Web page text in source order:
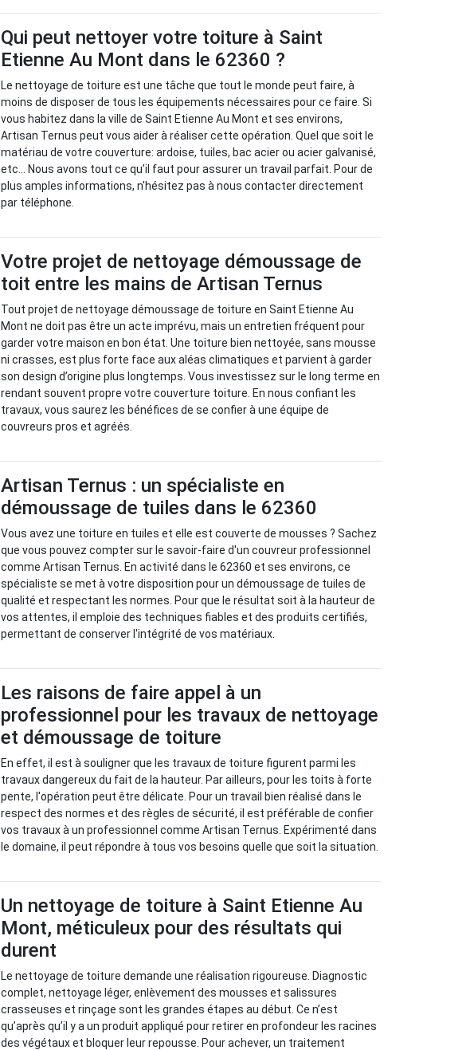
Qui peut nettoyer votre toiture à Saint
Etienne Au Mont dans le 62360 ?
Le nettoyage de toiture est une tâche que tout le monde peut faire, à
moins de disposer de tous les équipements nécessaires pour ce faire. Si
vous habitez dans la ville de Saint Etienne Au Mont et ses environs,
Artisan Ternus peut vous aider à réaliser cette opération. Quel que soit le
matériau de votre couverture: ardoise, tuiles, bac acier ou acier galvanisé,
etc... Nous avons tout ce qu'il faut pour assurer un travail parfait. Pour de
plus amples informations, n'hésitez pas à nous contacter directement
par téléphone.
Votre projet de nettoyage démoussage de
toit entre les mains de Artisan Ternus
Tout projet de nettoyage démoussage de toiture en Saint Etienne Au
Mont ne doit pas être un acte imprévu, mais un entretien fréquent pour
garder votre maison en bon état. Une toiture bien nettoyée, sans mousse
ni crasses, est plus forte face aux aléas climatiques et parvient à garder
son design d’origine plus longtemps. Vous investissez sur le long terme en
rendant souvent propre votre couverture toiture. En nous confiant les
travaux, vous saurez les bénéfices de se confier à une équipe de
couvreurs pros et agréés.
Artisan Ternus : un spécialiste en
démoussage de tuiles dans le 62360
Vous avez une toiture en tuiles et elle est couverte de mousses ? Sachez
que vous pouvez compter sur le savoir-faire d'un couvreur professionnel
comme Artisan Ternus. En activité dans le 62360 et ses environs, ce
spécialiste se met à votre disposition pour un démoussage de tuiles de
qualité et respectant les normes. Pour que le résultat soit à la hauteur de
vos attentes, il emploie des techniques fiables et des produits certifiés,
permettant de conserver l'intégrité de vos matériaux.
Les raisons de faire appel à un
professionnel pour les travaux de nettoyage
et démoussage de toiture
En effet, il est à souligner que les travaux de toiture figurent parmi les
travaux dangereux du fait de la hauteur. Par ailleurs, pour les toits à forte
pente, l'opération peut être délicate. Pour un travail bien réalisé dans le
respect des normes et des règles de sécurité, il est préférable de confier
vos travaux à un professionnel comme Artisan Ternus. Expérimenté dans
le domaine, il peut répondre à tous vos besoins quelle que soit la situation.
Un nettoyage de toiture à Saint Etienne Au
Mont, méticuleux pour des résultats qui
durent
Le nettoyage de toiture demande une réalisation rigoureuse. Diagnostic
complet, nettoyage léger, enlèvement des mousses et salissures
crasseuses et rinçage sont les grandes étapes au début. Ce n’est
qu’après qu’il y a un produit appliqué pour retirer en profondeur les racines
des végétaux et bloquer leur repousse. Pour achever, un traitement